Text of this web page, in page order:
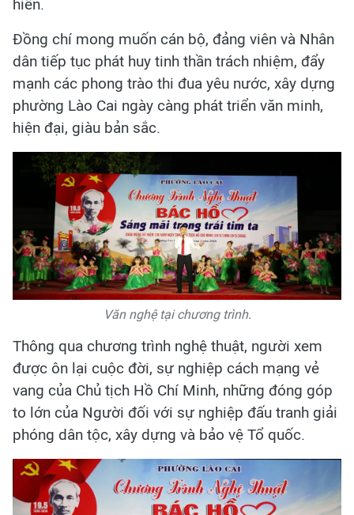
hiến.
Đồng chí mong muốn cán bộ, đảng viên và Nhân
dân tiếp tục phát huy tinh thần trách nhiệm, đẩy
mạnh các phong trào thi đua yêu nước, xây dựng
phường Lào Cai ngày càng phát triển văn minh,
hiện đại, giàu bản sắc.
Văn nghệ tại chương trình.
Thông qua chương trình nghệ thuật, người xem
được ôn lại cuộc đời, sự nghiệp cách mạng vẻ
vang của Chủ tịch Hồ Chí Minh, những đóng góp
to lớn của Người đối với sự nghiệp đấu tranh giải
phóng dân tộc, xây dựng và bảo vệ Tổ quốc.